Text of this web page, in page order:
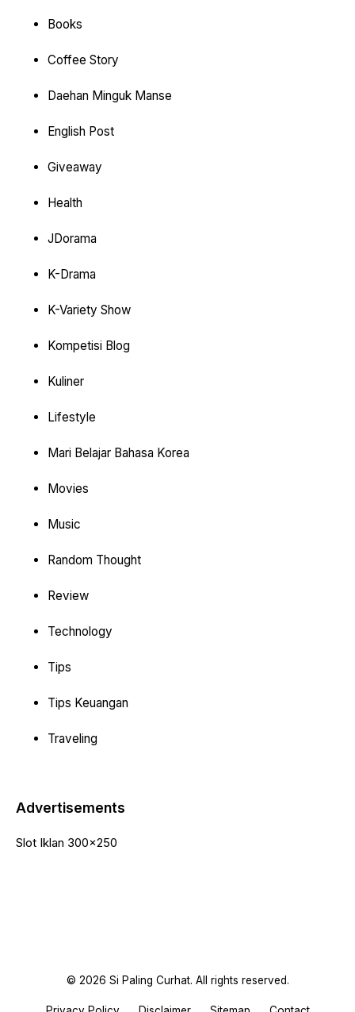
Books
Coffee Story
Daehan Minguk Manse
English Post
Giveaway
Health
JDorama
K-Drama
K-Variety Show
Kompetisi Blog
Kuliner
Lifestyle
Mari Belajar Bahasa Korea
Movies
Music
Random Thought
Review
Technology
Tips
Tips Keuangan
Traveling
Advertisements
Slot Iklan 300x250
© 2026 Si Paling Curhat. All rights reserved.